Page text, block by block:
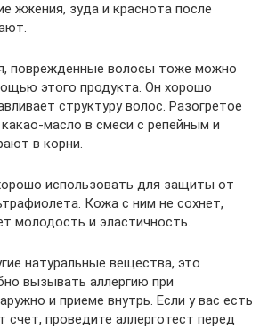
жжения, зуда и краснота после
поврежденные волосы тоже можно
этого продукта. Он хорошо
структуру волос. Разогретое
масло в смеси с репейным и
в корни.
использовать для защиты от
Кожа с ним не сохнет,
молодость и эластичность.
натуральные вещества, это
вызывать аллергию при
и приеме внутрь. Если у вас есть
счет, проведите аллерготест перед